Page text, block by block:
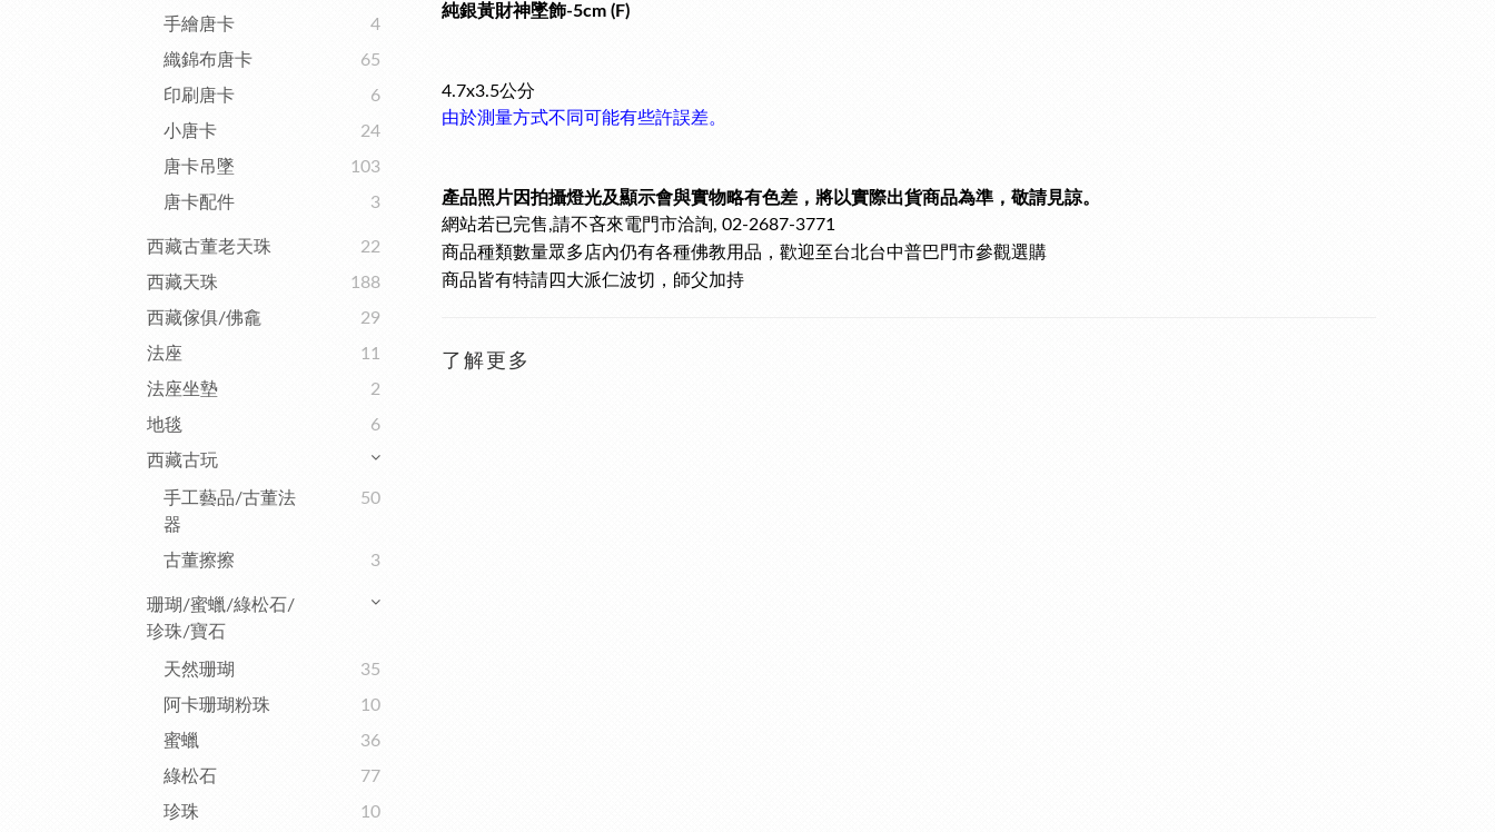
手繪唐卡
4
織錦布唐卡
65
印刷唐卡
6
小唐卡
24
唐卡吊墜
103
唐卡配件
3
西藏古董老天珠
22
西藏天珠
188
西藏傢俱/佛龕
29
法座
11
法座坐墊
2
地毯
6
西藏古玩
手工藝品/古董法
器
50
古董擦擦 3
珊瑚/蜜蠟/綠松石/
珍珠/寶石
天然珊瑚
35
阿卡珊瑚粉珠
10
蜜蠟
36
綠松石
77
珍珠
10
純銀黃財神墜飾-5cm (F)
4.7x3.5公分
由於測量方式不同可能有些許誤差。
產品照片因拍攝燈光及顯示會與實物略有色差，將以實際出貨商品為準，敬請見諒。
網站若已完售,請不吝來電門市洽詢, 02-2687-3771
商品種類數量眾多店內仍有各種佛教用品，歡迎至台北台中普巴門市參觀選購
商品皆有特請四大派仁波切，師父加持
了解更多